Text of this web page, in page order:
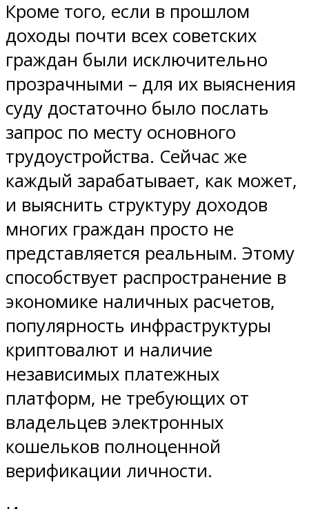
Кроме того, если в прошлом
доходы почти всех советских
граждан были исключительно
прозрачными – для их выяснения
суду достаточно было послать
запрос по месту основного
трудоустройства. Сейчас же
каждый зарабатывает, как может,
и выяснить структуру доходов
многих граждан просто не
представляется реальным. Этому
способствует распространение в
экономике наличных расчетов,
популярность инфраструктуры
криптовалют и наличие
независимых платежных
платформ, не требующих от
владельцев электронных
кошельков полноценной
верификации личности.